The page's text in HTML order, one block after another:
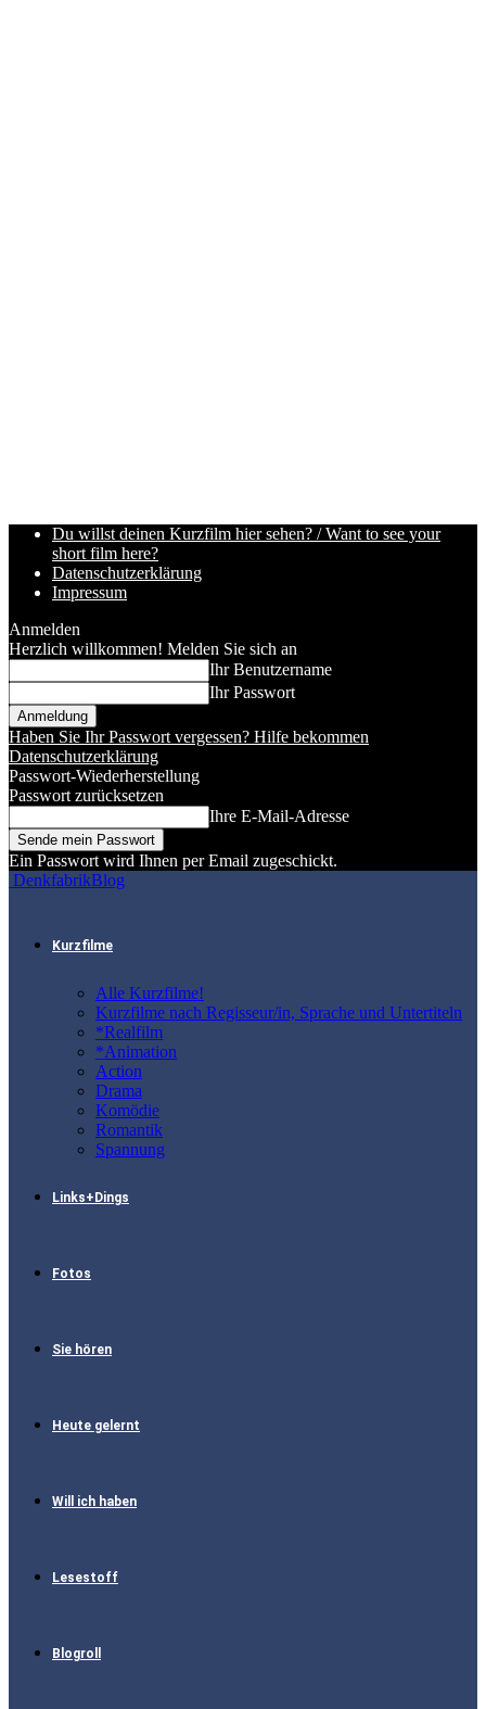
Du willst deinen Kurzfilm hier sehen? / Want to see your
short film here?
Datenschutzerklärung
Impressum
Anmelden
Herzlich willkommen! Melden Sie sich an
Ihr Benutzername
Ihr Passwort
Haben Sie Ihr Passwort vergessen? Hilfe bekommen
Datenschutzerklärung
Passwort-Wiederherstellung
Passwort zurücksetzen
Ihre E-Mail-Adresse
Ein Passwort wird Ihnen per Email zugeschickt.
DenkfabrikBlog
Kurzfilme
Alle Kurzfilme!
Kurzfilme nach Regisseur/in, Sprache und Untertiteln
*Realfilm
*Animation
Action
Drama
Komödie
Romantik
Spannung
Links+Dings
Fotos
Sie hören
Heute gelernt
Will ich haben
Lesestoff
Blogroll